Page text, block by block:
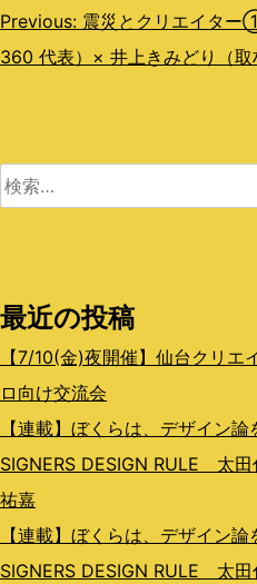
投
稿
ゲ
ョ
ン
Previous: 震災とクリエイター
360 代表）× 井上きみどり（取
検
最近の投稿
【7/10(金)夜開催】仙台クリ
ロ向け交流会
【連載】ぼくらは、デザイン
SIGNERS DESIGN RULE 太
祐嘉
【連載】ぼくらは、デザイン
SIGNERS DESIGN RULE 太